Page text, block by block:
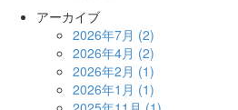
アーカイブ
2026年7月 (2)
2026年4月 (2)
2026年2月 (1)
2026年1月 (1)